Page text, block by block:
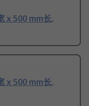
x 500 mm长,
x 500 mm长,